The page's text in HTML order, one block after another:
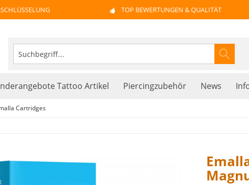
TOP BEWERTUNGEN & QUALITÄT
Tattoo Artikel Piercingzubehör News
Cartridges